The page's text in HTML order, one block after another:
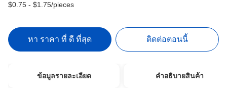
$0.75 - $1.75/pieces
หา ราคา ที่ ดี ที่สุด ติดต่อตอนนี้
ข้อมูลรายละเอียด คําอธิบายสินค้า